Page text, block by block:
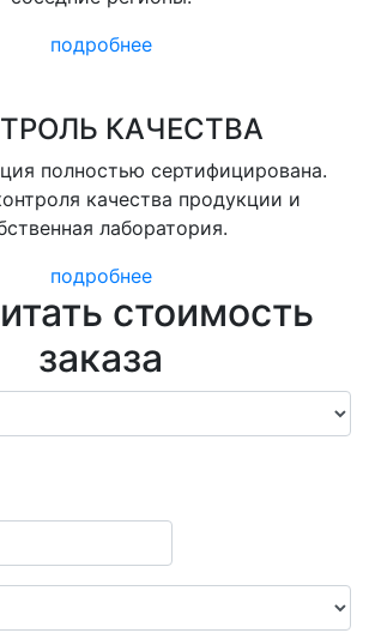
подробнее
КАЧЕСТВА
полностью сертифицирована.
качества продукции и
лаборатория.
подробнее
стоимость
заказа